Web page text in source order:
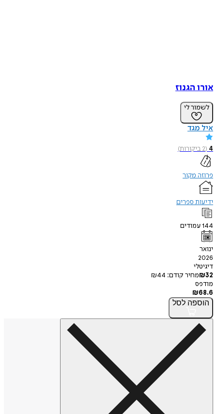
אורו הגנוז
לשמור לי
איל מגד
4
(
2ביקורות)
פרוזה מקור
ידיעות ספרים
144עמודים
ינואר
2026
דיגיטלי
₪32 מחיר קודם: ₪44
מודפס
₪68.6
הוספה לסל